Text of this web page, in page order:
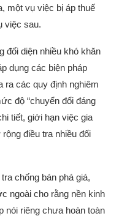
một vụ việc bị áp thuế
việc sau.
đối diện nhiều khó khăn
dụng các biện pháp
ra các quy định nghiêm
độ “chuyển đổi đáng
tiết, giới hạn việc gia
điều tra nhiều đối
chống bán phá giá,
ngoài cho rằng nền kinh
nói riêng chưa hoàn toàn